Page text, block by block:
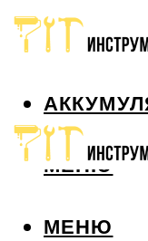
МЕНЮ
МЕНЮ